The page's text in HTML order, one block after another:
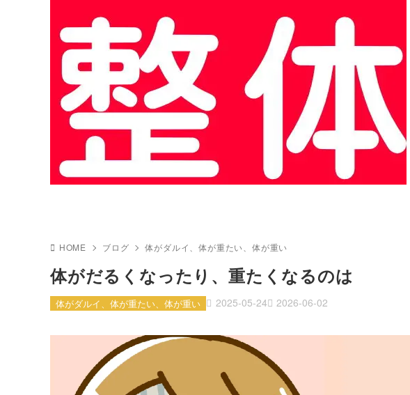
HOME ブログ 体がダルイ、体が重たい、体が重い
体がだるくなったり、重たくなるのは
2025-05-24 2026-06-02
体がダルイ、体が重たい、体が重い